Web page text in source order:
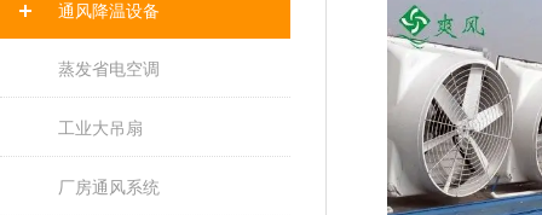
通风降温设备
蒸发省电空调
工业大吊扇
厂房通风系统